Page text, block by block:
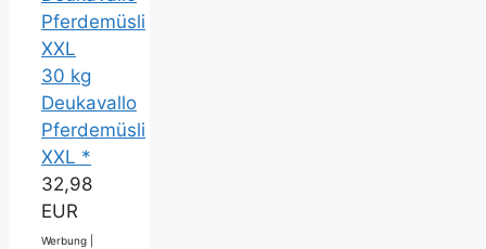
30 kg
Deukavallo
Pferdemüsli
XXL *
32,98
EUR
Werbung |